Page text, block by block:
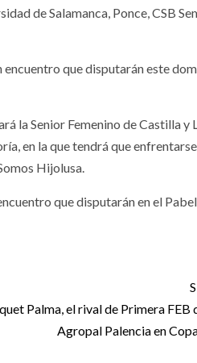
de Salamanca, Ponce, CSB
que disputarán este
la Senior Femenino de Castilla y
en la que tendrá que
Hijolusa.
que disputarán en el
Palma, el rival de Primera FEB
Agropal Palencia en